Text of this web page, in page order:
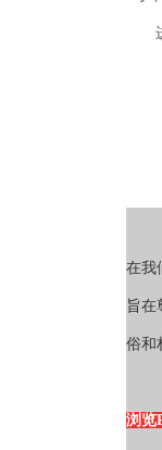
在我
旨在
俗和
浏览